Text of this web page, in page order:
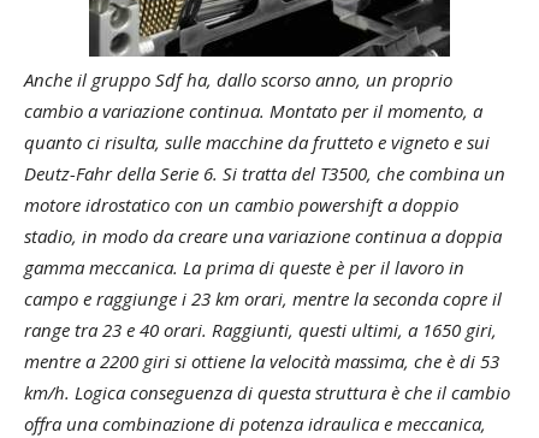
Anche il gruppo Sdf ha, dallo scorso anno, un proprio
cambio a variazione continua. Montato per il momento, a
quanto ci risulta, sulle macchine da frutteto e vigneto e sui
Deutz-Fahr della Serie 6. Si tratta del T3500, che combina un
motore idrostatico con un cambio powershift a doppio
stadio, in modo da creare una variazione continua a doppia
gamma meccanica. La prima di queste è per il lavoro in
campo e raggiunge i 23 km orari, mentre la seconda copre il
range tra 23 e 40 orari. Raggiunti, questi ultimi, a 1650 giri,
mentre a 2200 giri si ottiene la velocità massima, che è di 53
km/h. Logica conseguenza di questa struttura è che il cambio
offra una combinazione di potenza idraulica e meccanica,